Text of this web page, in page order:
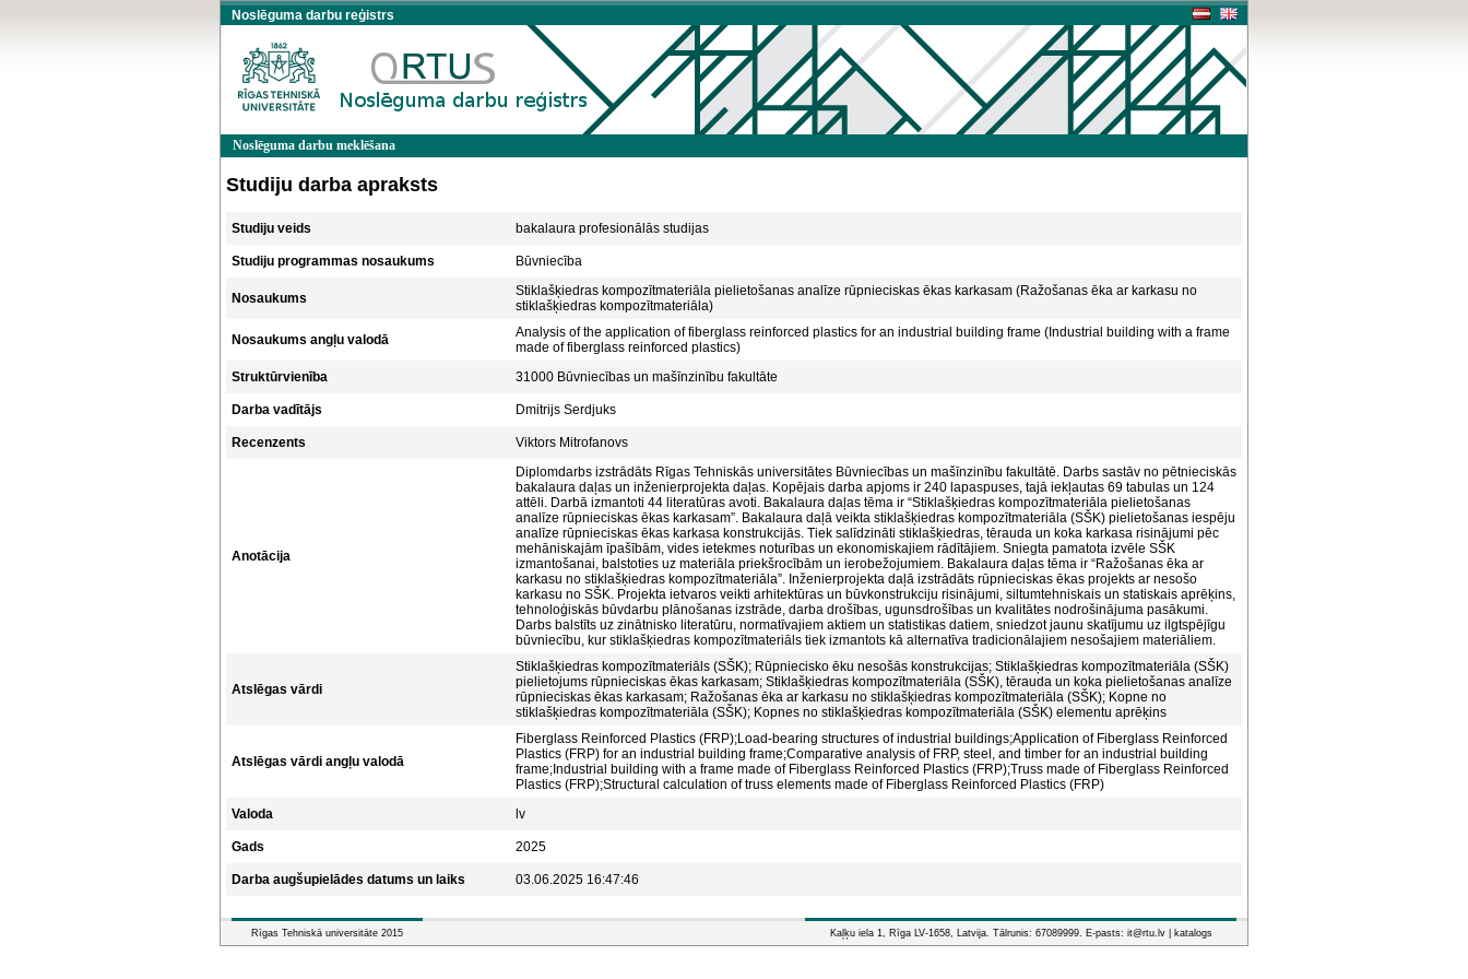
Noslēguma darbu reģistrs
Noslēguma darbu meklēšana
Studiju darba apraksts
Studiju veids bakalaura profesionālās studijas
Studiju programmas nosaukums Būvniecība
Nosaukums
Stiklašķiedras kompozītmateriāla pielietošanas analīze rūpnieciskas ēkas karkasam (Ražošanas ēka ar karkasu no
stiklašķiedras kompozītmateriāla)
Nosaukums angļu valodā
Analysis of the application of fiberglass reinforced plastics for an industrial building frame (Industrial building with a frame
made of fiberglass reinforced plastics)
Struktūrvienība
31000 Būvniecības un mašīnzinību fakultāte
Darba vadītājs Dmitrijs Serdjuks
Recenzents Viktors Mitrofanovs
Anotācija
Diplomdarbs izstrādāts Rīgas Tehniskās universitātes Būvniecības un mašīnzinību fakultātē. Darbs sastāv no pētnieciskās
bakalaura daļas un inženierprojekta daļas. Kopējais darba apjoms ir 240 lapaspuses, tajā iekļautas 69 tabulas un 124
attēli. Darbā izmantoti 44 literatūras avoti. Bakalaura daļas tēma ir “Stiklašķiedras kompozītmateriāla pielietošanas
analīze rūpnieciskas ēkas karkasam”. Bakalaura daļā veikta stiklašķiedras kompozītmateriāla (SŠK) pielietošanas iespēju
analīze rūpnieciskas ēkas karkasa konstrukcijās. Tiek salīdzināti stiklašķiedras, tērauda un koka karkasa risinājumi pēc
mehāniskajām īpašībām, vides ietekmes noturības un ekonomiskajiem rādītājiem. Sniegta pamatota izvēle SŠK
izmantošanai, balstoties uz materiāla priekšrocībām un ierobežojumiem. Bakalaura daļas tēma ir “Ražošanas ēka ar
karkasu no stiklašķiedras kompozītmateriāla”. Inženierprojekta daļā izstrādāts rūpnieciskas ēkas projekts ar nesošo
karkasu no SŠK. Projekta ietvaros veikti arhitektūras un būvkonstrukciju risinājumi, siltumtehniskais un statiskais aprēķins,
tehnoloģiskās būvdarbu plānošanas izstrāde, darba drošības, ugunsdrošības un kvalitātes nodrošinājuma pasākumi.
Darbs balstīts uz zinātnisko literatūru, normatīvajiem aktiem un statistikas datiem, sniedzot jaunu skatījumu uz ilgtspējīgu
būvniecību, kur stiklašķiedras kompozītmateriāls tiek izmantots kā alternatīva tradicionālajiem nesošajiem materiāliem.
Atslēgas vārdi
Stiklašķiedras kompozītmateriāls (SŠK); Rūpniecisko ēku nesošās konstrukcijas; Stiklašķiedras kompozītmateriāla (SŠK)
pielietojums rūpnieciskas ēkas karkasam; Stiklašķiedras kompozītmateriāla (SŠK), tērauda un koka pielietošanas analīze
rūpnieciskas ēkas karkasam; Ražošanas ēka ar karkasu no stiklašķiedras kompozītmateriāla (SŠK); Kopne no
stiklašķiedras kompozītmateriāla (SŠK); Kopnes no stiklašķiedras kompozītmateriāla (SŠK) elementu aprēķins
Atslēgas vārdi angļu valodā
Fiberglass Reinforced Plastics (FRP);Load-bearing structures of industrial buildings;Application of Fiberglass Reinforced
Plastics (FRP) for an industrial building frame;Comparative analysis of FRP, steel, and timber for an industrial building
frame;Industrial building with a frame made of Fiberglass Reinforced Plastics (FRP);Truss made of Fiberglass Reinforced
Plastics (FRP);Structural calculation of truss elements made of Fiberglass Reinforced Plastics (FRP)
Valoda
lv
Gads 2025
Darba augšupielādes datums un laiks 03.06.2025 16:47:46
Rīgas Tehniskā universitāte 2015 Kaļķu iela 1, Rīga LV-1658, Latvija. Tālrunis: 67089999. E-pasts: it@rtu.lv | katalogs